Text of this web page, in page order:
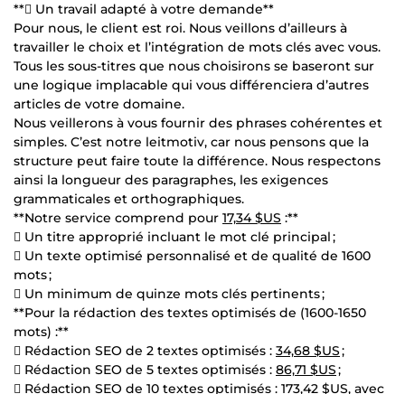
** Un travail adapté à votre demande**
Pour nous, le client est roi. Nous veillons d’ailleurs à
travailler le choix et l’intégration de mots clés avec vous.
Tous les sous-titres que nous choisirons se baseront sur
une logique implacable qui vous différenciera d’autres
articles de votre domaine.
Nous veillerons à vous fournir des phrases cohérentes et
simples. C’est notre leitmotiv, car nous pensons que la
structure peut faire toute la différence. Nous respectons
ainsi la longueur des paragraphes, les exigences
grammaticales et orthographiques.
**Notre service comprend pour 17,34 $US :**
 Un titre approprié incluant le mot clé principal ;
 Un texte optimisé personnalisé et de qualité de 1600
mots ;
 Un minimum de quinze mots clés pertinents ;
**Pour la rédaction des textes optimisés de (1600-1650
mots) :**
 Rédaction SEO de 2 textes optimisés : 34,68 $US;
 Rédaction SEO de 5 textes optimisés : 86,71 $US;
 Rédaction SEO de 10 textes optimisés : 173,42 $US, avec